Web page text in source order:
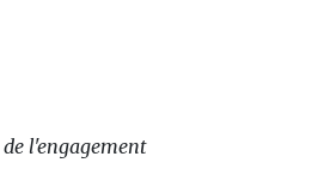
de l'engagement